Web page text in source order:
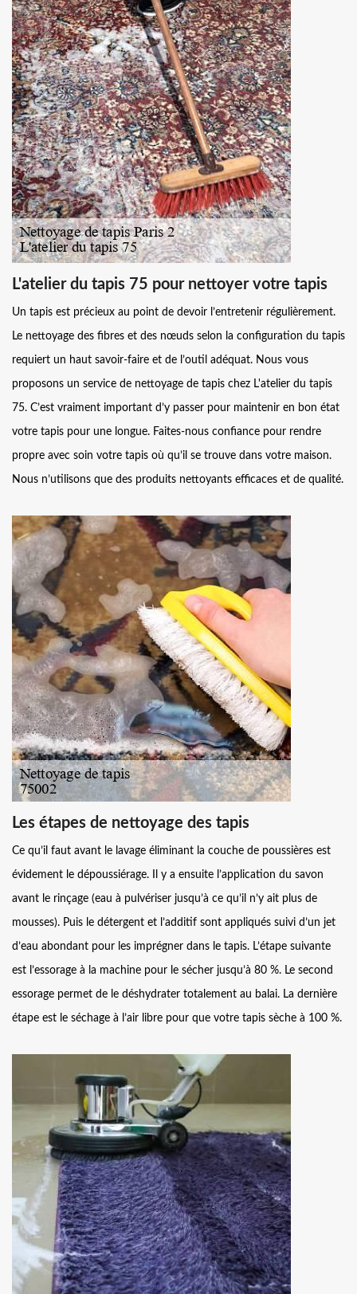
L'atelier du tapis 75 pour nettoyer votre tapis
Un tapis est précieux au point de devoir l’entretenir régulièrement.
Le nettoyage des fibres et des nœuds selon la configuration du tapis
requiert un haut savoir-faire et de l’outil adéquat. Nous vous
proposons un service de nettoyage de tapis chez L'atelier du tapis
75. C’est vraiment important d’y passer pour maintenir en bon état
votre tapis pour une longue. Faites-nous confiance pour rendre
propre avec soin votre tapis où qu’il se trouve dans votre maison.
Nous n’utilisons que des produits nettoyants efficaces et de qualité.
Les étapes de nettoyage des tapis
Ce qu’il faut avant le lavage éliminant la couche de poussières est
évidement le dépoussiérage. Il y a ensuite l’application du savon
avant le rinçage (eau à pulvériser jusqu’à ce qu’il n’y ait plus de
mousses). Puis le détergent et l’additif sont appliqués suivi d’un jet
d’eau abondant pour les imprégner dans le tapis. L’étape suivante
est l’essorage à la machine pour le sécher jusqu’à 80 %. Le second
essorage permet de le déshydrater totalement au balai. La dernière
étape est le séchage à l’air libre pour que votre tapis sèche à 100 %.